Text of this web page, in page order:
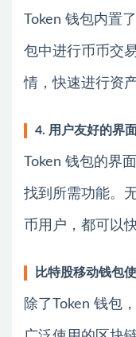
Token 钱包内置
包中进行币币交
情，快速进行资
4. 用户友好的界面
Token 钱包的界
找到所需功能。
币用户，都可以
比特股移动钱包
除了Token 钱包